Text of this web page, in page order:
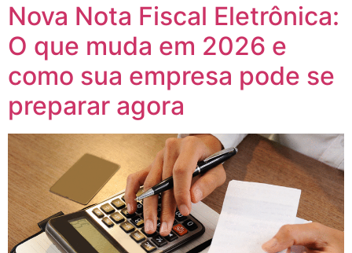
Nova Nota Fiscal Eletrônica:
O que muda em 2026 e
como sua empresa pode se
preparar agora